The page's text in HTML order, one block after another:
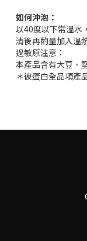
如何沖泡：
以40度以下常溫水
清後再酌量加入溫
過敏原注意：
本產品含有大豆、
＊彼蛋白全品項產